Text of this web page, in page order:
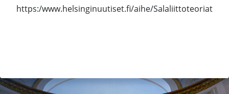
https:/www.helsinginuutiset.fi/aihe/Salaliittoteoriat